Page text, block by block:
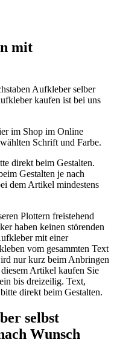
mit
Aufkleber selber
kaufen ist bei uns
im Shop im Online
Schrift und Farbe.
direkt beim Gestalten.
Gestalten je nach
dem Artikel mindestens
Plottern freistehend
haben keinen störenden
mit einer
vom gesammten Text
nur kurz beim Anbringen
Artikel kaufen Sie
bis dreizeilig. Text,
direkt beim Gestalten.
selbst
Wunsch